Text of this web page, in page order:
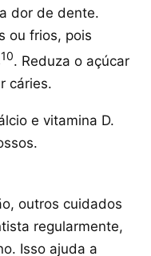
dor de dente.
ou frios, pois
10. Reduza o açúcar
cáries.
e vitamina D.
outros cuidados
regularmente,
Isso ajuda a